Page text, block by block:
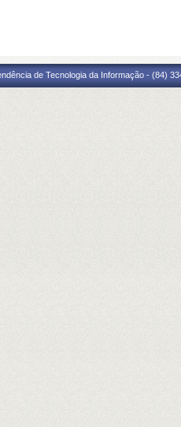
de Tecnologia da Informação - (84)